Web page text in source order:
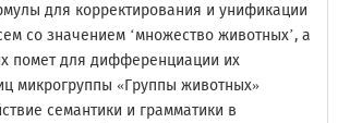
для корректирования и унификации
со значением ‘множество животных’, а
помет для дифференциации их
микрогруппы «Группы животных»
семантики и грамматики в